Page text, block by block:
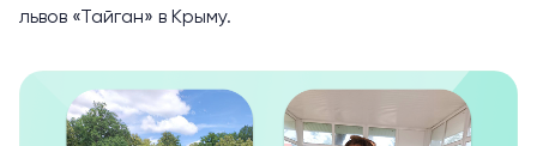
львов «Тайган» в Крыму.